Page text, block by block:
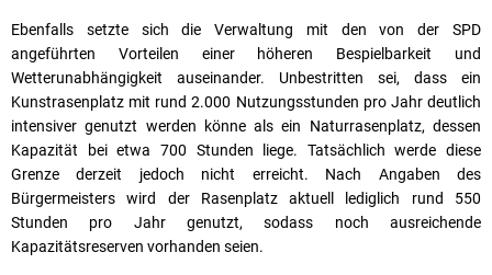
Ebenfalls setzte sich die Verwaltung mit den von der SPD
angeführten Vorteilen einer höheren Bespielbarkeit und
Wetterunabhängigkeit auseinander. Unbestritten sei, dass ein
Kunstrasenplatz mit rund 2.000 Nutzungsstunden pro Jahr deutlich
intensiver genutzt werden könne als ein Naturrasenplatz, dessen
Kapazität bei etwa 700 Stunden liege. Tatsächlich werde diese
Grenze derzeit jedoch nicht erreicht. Nach Angaben des
Bürgermeisters wird der Rasenplatz aktuell lediglich rund 550
Stunden pro Jahr genutzt, sodass noch ausreichende
Kapazitätsreserven vorhanden seien.